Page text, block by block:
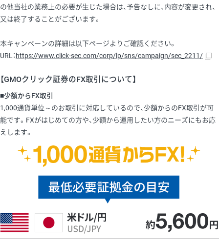
の他当社の業務上の必要が生じた場合は、予告なしに、内容が変更され、
又は終了することがございます。
本キャンペーンの詳細は以下ページよりご確認ください。
URL： https://www.click-sec.com/corp/lp/sns/campaign/sec_2211/
【GMOクリック証券のFX取引について】
■少額からFX取引
1,000通貨単位～のお取引に対応しているので、少額からのFX取引が可
能です。FXがはじめての方や、少額から運用したい方のニーズにもお応
えします。